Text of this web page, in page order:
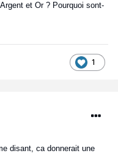
et Or ? Pourquoi sont-
1
disant, ca donnerait une